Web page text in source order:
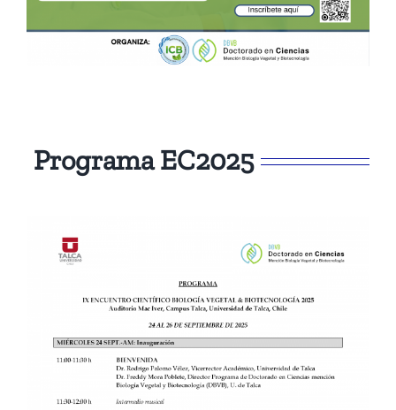
Programa EC2025